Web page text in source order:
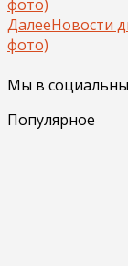
фото)
ДалееНовости
фото)
Мы в
Популярное